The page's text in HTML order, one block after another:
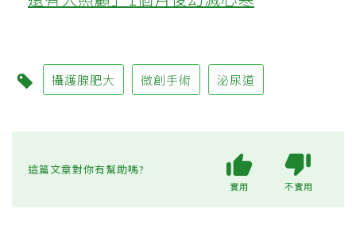
攝護腺肥大 微創手術 泌尿道
這篇文章對你有幫助嗎?
實用 不實用